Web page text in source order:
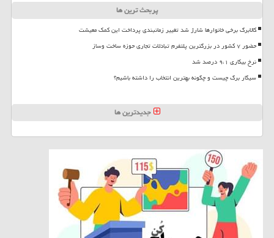
پربحث ترین ها
کالابرگ برخی خانوارها شارژ شد تغییر زمانبندی پرداخت این کمک معیشت
حضور ۷ کشور در بزرگترین پلتفرم تبادلات تجاری حوزه ساخت وساز
نرخ بیکاری ۹،۱ درصد شد
سیگار برگ چیست و چگونه بهترین انتخاب را داشته باشیم؟
جدیدترین ها